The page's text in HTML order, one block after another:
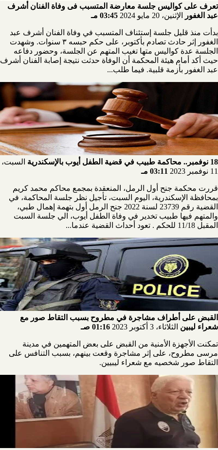
تعرف على كواليس جلسة معارضة المتسبب فى وفاة الفنان أشرف
عبد الغفور
الإثنين، 20 مايو 2024 03:45 مـ
بدأت منذ قليل جلسة إستئناف المتسبب في وفاة الفنان أشرف عبد
الغفور إثر حادث تصادم بأكتوبر، على حكم حبسه ٣ سنوات. وشهدت
الجلسة عدة كواليس متها تغيب المتهم عن الجلسة، وحضور دفاعه
حيث أكد أمام هيئة المحكمة أن الوفاة حدثت نتيجة إصابة الفنان أشرف
عبد الغفور بأزمة قلبية. فيما طلب...
18 نوفمبر.. محاكمة طبيب في قضية الطفل أيوب بالإسكندرية
السبت،
11 نوفمبر 2023
03:11 مـ
قررت محكمة جنح أول الرمل، المنعقدة بمجمع محاكم محمد كريم
بمحافظة الإسكندرية، اليوم السبت، تأجيل نظر جلسة المحاكمة، في
القضية رقم 23739 لسنة 2022 جنح الرمل أول بتهمة إهمال طبي،
والمتهم فيها طبيب تخدير في وفاة الطفل أيوب، الي جلسة السبت
المقبل 11/18 للحكم . تعود أحداث القضية عندما...
القبض على أطراف مشاجرة في مطروح بسبب التقاط صور مع
شعراء ليبين الثلاثاء، 3 أكتوبر 2023 01:16 صـ
تمكنت الأجهزة الأمنية من القبض على بعض المتهمين في مدينة
مرسى مطروح، على إثر مشاجرة وقعت بينهم، بسبب التنافس على
التقاط صور شخصيه مع شعراء ليبيين.